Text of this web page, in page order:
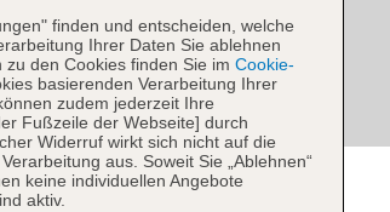
finden und entscheiden, welche
Ihrer Daten Sie ablehnen
den Cookies finden Sie im Cookie-
basierenden Verarbeitung Ihrer
können zudem jederzeit Ihre
Fußzeile der Webseite] durch
Widerruf wirkt sich nicht auf die
aus. Soweit Sie „Ablehnen“
keine individuellen Angebote
aktiv.